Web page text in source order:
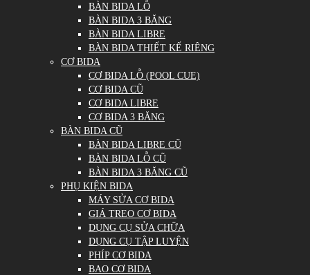
BÀN BIDA LỖ
BÀN BIDA 3 BĂNG
BÀN BIDA LIBRE
BÀN BIDA THIẾT KẾ RIÊNG
CƠ BIDA
CƠ BIDA LỖ (POOL CUE)
CƠ BIDA CŨ
CƠ BIDA LIBRE
CƠ BIDA 3 BĂNG
BÀN BIDA CŨ
BÀN BIDA LIBRE CŨ
BÀN BIDA LỖ CŨ
BÀN BIDA 3 BĂNG CŨ
PHỤ KIỆN BIDA
MÁY SỬA CƠ BIDA
GIÁ TREO CƠ BIDA
DỤNG CỤ SỬA CHỮA
DỤNG CỤ TẬP LUYỆN
PHÍP CƠ BIDA
BAO CƠ BIDA